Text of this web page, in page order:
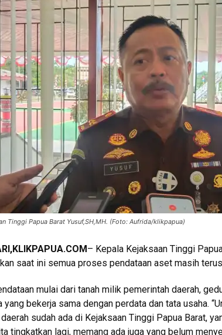
Tinggi Papua Barat Yusuf,SH,MH. (Foto: Aufrida/klikpapua)
– Kepala Kejaksaan Tinggi
saat ini semua proses pendataan aset masih
mulai dari tanah milik pemerintah daerah,
yang bekerja sama dengan perdata dan tata usaha.
sudah ada di Kejaksaan Tinggi Papua Barat,
tingkatkan lagi, memang ada juga yang belum